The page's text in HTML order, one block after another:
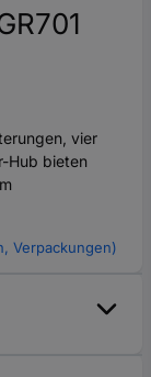
vier
Hub bieten
Verpackungen)